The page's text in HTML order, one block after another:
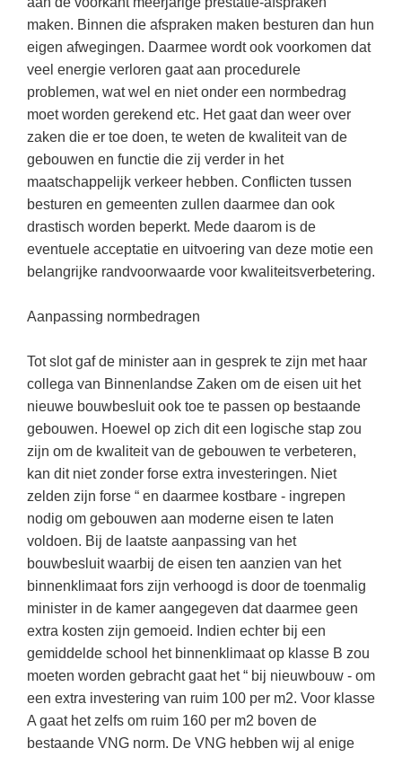
Spelletjes
Sprookjes
Startpagina onderwijs
Tweede Wereldoorlog
Studieschuld & Hypotheek
Middelbare school niveaus
Studenten laptop
Docentenplein nieuwsbrief
Nieuwsbrief archief
Onderwijs CV
Schoolvakanties
Huiswerkbegeleiding
Huiswerkbegeleider zoeken
Huiswerkbegeleider worden
maken. Binnen die afspraken maken besturen dan hun
eigen afwegingen. Daarmee wordt ook voorkomen dat
veel energie verloren gaat aan procedurele
problemen, wat wel en niet onder een normbedrag
moet worden gerekend etc. Het gaat dan weer over
zaken die er toe doen, te weten de kwaliteit van de
gebouwen en functie die zij verder in het
maatschappelijk verkeer hebben. Conflicten tussen
besturen en gemeenten zullen daarmee dan ook
drastisch worden beperkt. Mede daarom is de
eventuele acceptatie en uitvoering van deze motie een
belangrijke randvoorwaarde voor kwaliteitsverbetering.
Aanpassing normbedragen
Tot slot gaf de minister aan in gesprek te zijn met haar
collega van Binnenlandse Zaken om de eisen uit het
nieuwe bouwbesluit ook toe te passen op bestaande
gebouwen. Hoewel op zich dit een logische stap zou
zijn om de kwaliteit van de gebouwen te verbeteren,
kan dit niet zonder forse extra investeringen. Niet
zelden zijn forse “ en daarmee kostbare - ingrepen
nodig om gebouwen aan moderne eisen te laten
voldoen. Bij de laatste aanpassing van het
bouwbesluit waarbij de eisen ten aanzien van het
binnenklimaat fors zijn verhoogd is door de toenmalig
minister in de kamer aangegeven dat daarmee geen
extra kosten zijn gemoeid. Indien echter bij een
gemiddelde school het binnenklimaat op klasse B zou
moeten worden gebracht gaat het “ bij nieuwbouw - om
een extra investering van ruim 100 per m2. Voor klasse
A gaat het zelfs om ruim 160 per m2 boven de
bestaande VNG norm. De VNG hebben wij al enige